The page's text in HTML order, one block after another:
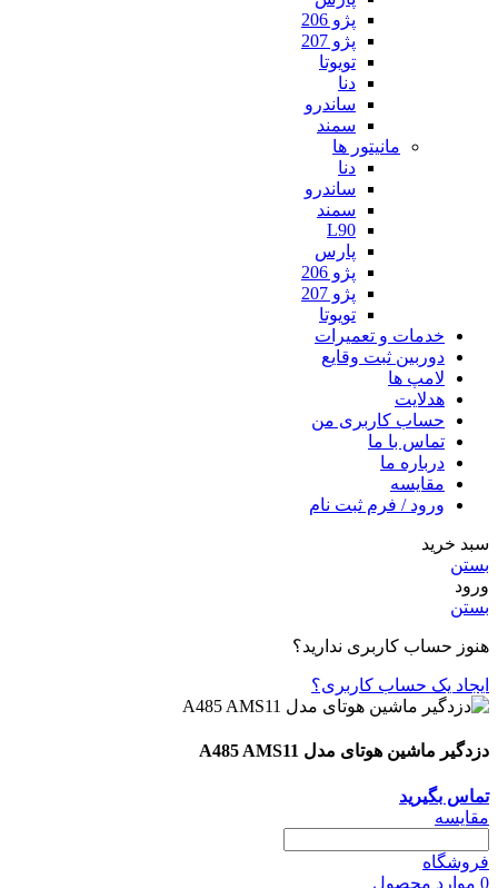
پژو 206
پژو 207
تویوتا
دنا
ساندرو
سمند
مانیتور ها
دنا
ساندرو
سمند
L90
پارس
پژو 206
پژو 207
تویوتا
خدمات و تعمیرات
دوربین ثبت وقایع
لامپ ها
هدلایت
حساب کاربری من
تماس با ما
درباره ما
مقایسه
ورود / فرم ثبت نام
سبد خرید
بستن
ورود
بستن
هنوز حساب کاربری ندارید؟
ایجاد یک حساب کاربری؟
دزدگیر ماشین هوتای مدل A485 AMS11
تماس بگیرید
مقایسه
فروشگاه
0 موارد محصول